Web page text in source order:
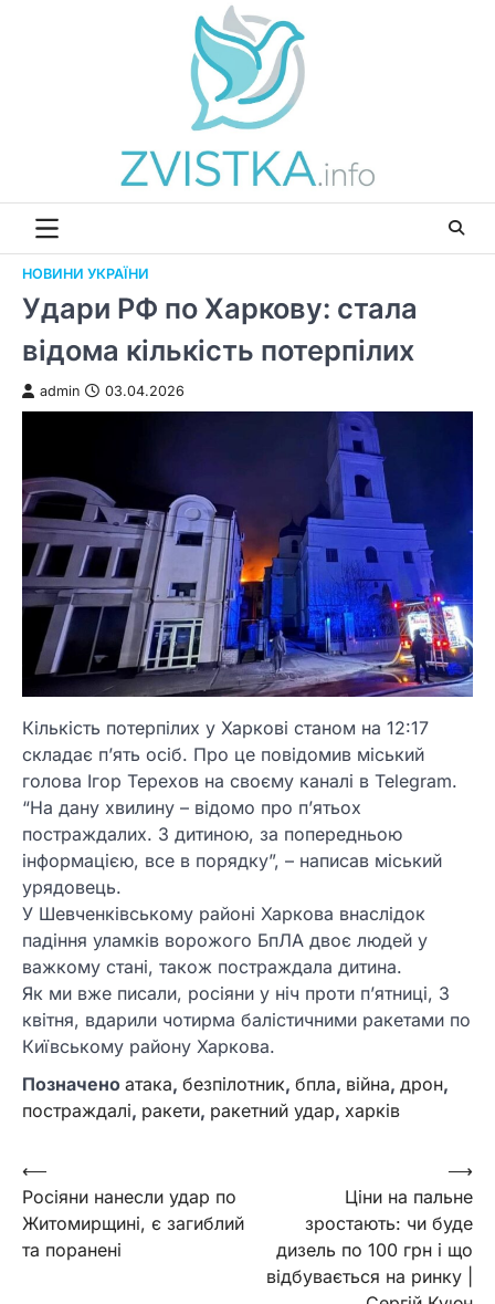
НОВИНИ УКРАЇНИ
Удари РФ по Харкову: стала
відома кількість потерпілих
admin 03.04.2026
Кількість потерпілих у Харкові станом на 12:17
складає п’ять осіб. Про це повідомив міський
голова Ігор Терехов на своєму каналі в Telegram.
“На дану хвилину – відомо про п’ятьох
постраждалих. З дитиною, за попередньою
інформацією, все в порядку”, – написав міський
урядовець.
У Шевченківському районі Харкова внаслідок
падіння уламків ворожого БпЛА двоє людей у
важкому стані, також постраждала дитина.
Як ми вже писали, росіяни у ніч проти п’ятниці, 3
квітня, вдарили чотирма балістичними ракетами по
Київському району Харкова.
Позначено атака, безпілотник, бпла, війна, дрон,
постраждалі, ракети, ракетний удар, харків
Навігація
записів
⟵
Росіяни нанесли удар по
Житомирщині, є загиблий
та поранені
Ціни на пальне
зростають: чи буде
дизель по 100 грн і що
відбувається на ринку |
⟶